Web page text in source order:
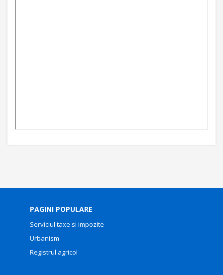
PAGINI POPULARE
Serviciul taxe si impozite
Urbanism
Registrul agricol